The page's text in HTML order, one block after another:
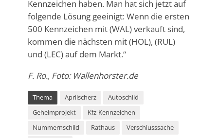
Kennzeichen haben. Man hat sich jetzt auf
folgende Lösung geeinigt: Wenn die ersten
500 Kennzeichen mit (WAL) verkauft sind,
kommen die nächsten mit (HOL), (RUL)
und (LEC) auf dem Markt.“
F. Ro., Foto: Wallenhorster.de
Thema Aprilscherz
Autoschild
Geheimprojekt
Kfz-Kennzeichen
Nummernschild
Rathaus
Verschlusssache